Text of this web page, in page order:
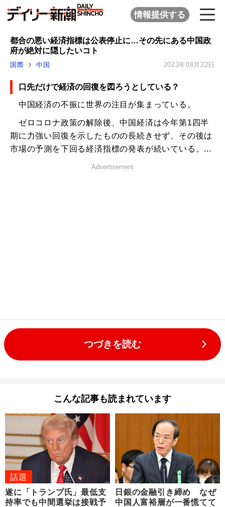
情報提供する
都合の悪い経済指標は公表停止に…その先にある中国政
府が絶対に隠したいコト
国際 中国 2023年08月22日
口先だけで経済の回復を図ろうとしている？
中国経済の不振に世界の注目が集まっている。
ゼロコロナ政策の解除後、中国経済は今年第1四半
期に力強い回復を示したものの長続きせず、その後は
市場の予測を下回る経済指標の発表が続いている。...
Advertisement
つづきを読む
こんな記事も読まれています
話題
遂に「トランプ氏」最低支
持率でも中間選挙は接戦予
日銀の金融引き締め なぜ
中国人富裕層が一番慌てて